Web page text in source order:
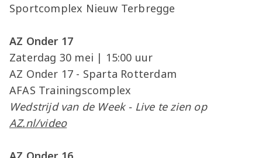
Sportcomplex Nieuw Terbregge
AZ Onder 17
Zaterdag 30 mei | 15:00 uur
AZ Onder 17 - Sparta Rotterdam
AFAS Trainingscomplex
Wedstrijd van de Week - Live te zien op
AZ.nl/video